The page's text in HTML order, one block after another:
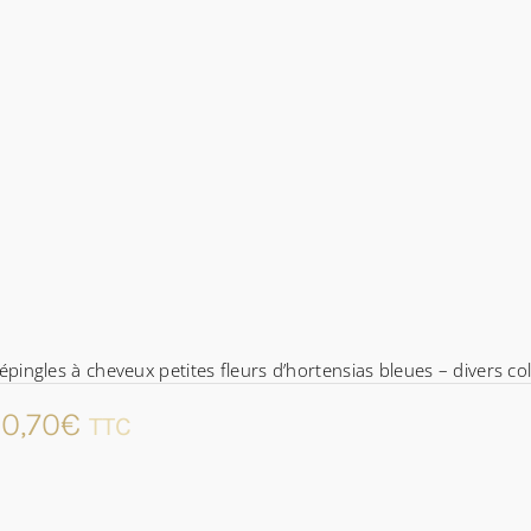
à cheveux petites fleurs d’hortensias bleues – divers
€ TTC